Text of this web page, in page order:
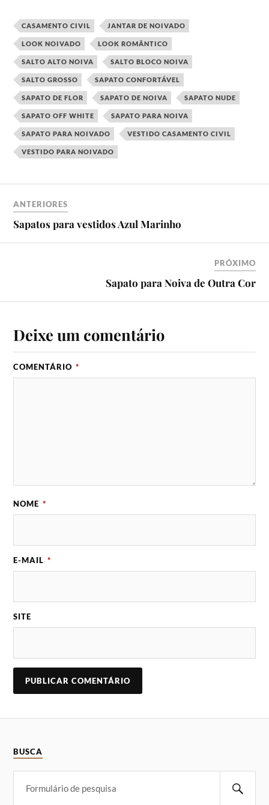
CASAMENTO CIVIL JANTAR DE NOIVADO
LOOK NOIVADO LOOK ROMÂNTICO
SALTO ALTO NOIVA SALTO BLOCO NOIVA
SALTO GROSSO SAPATO CONFORTÁVEL
SAPATO DE FLOR SAPATO DE NOIVA SAPATO NUDE
SAPATO OFF WHITE SAPATO PARA NOIVA
SAPATO PARA NOIVADO VESTIDO CASAMENTO CIVIL
VESTIDO PARA NOIVADO
ANTERIORES
Sapatos para vestidos Azul Marinho
PRÓXIMO
Sapato para Noiva de Outra Cor
Deixe um comentário
COMENTÁRIO *
NOME *
E-MAIL *
SITE
BUSCA